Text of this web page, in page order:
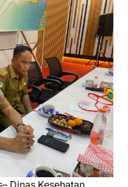
Dinas Kesehatan